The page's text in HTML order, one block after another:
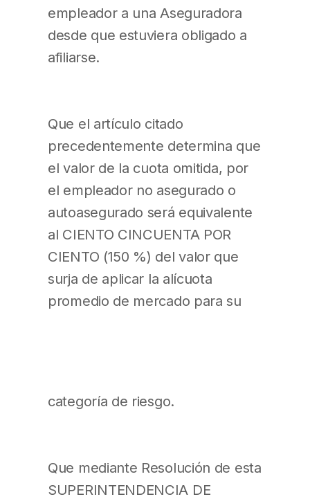
empleador a una Aseguradora
desde que estuviera obligado a
afiliarse.
Que el artículo citado
precedentemente determina que
el valor de la cuota omitida, por
el empleador no asegurado o
autoasegurado será equivalente
al CIENTO CINCUENTA POR
CIENTO (150 %) del valor que
surja de aplicar la alícuota
promedio de mercado para su
categoría de riesgo.
Que mediante Resolución de esta
SUPERINTENDENCIA DE